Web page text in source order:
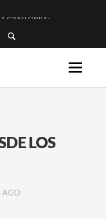
GRAN OBRA»
MÁS QUE UN BAR.
LOS
AGO